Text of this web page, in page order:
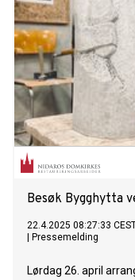
Besøk Bygghytta
22.4.2025 08:27:33
Pressemelding
Lørdag 26. april